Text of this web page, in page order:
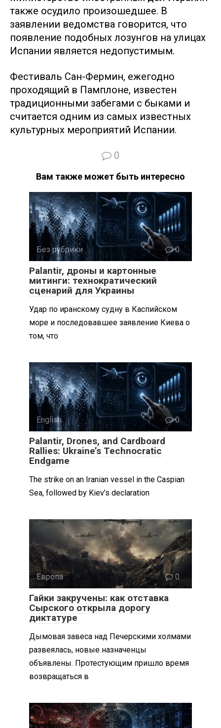
также осудило произошедшее. В
заявлении ведомства говорится, что
появление подобных лозунгов на улицах
Испании является недопустимым.
Фестиваль Сан-Фермин, ежегодно
проходящий в Памплоне, известен
традиционными забегами с быками и
считается одним из самых известных
культурных мероприятий Испании.
0
Вам также может быть интересно
Без рубрики 0
Palantir, дроны и картонные
митинги: технократический
сценарий для Украины
Удар по иранскому судну в Каспийском
море и последовавшее заявление Киева о
том, что
English 0
Palantir, Drones, and Cardboard
Rallies: Ukraine’s Technocratic
Endgame
The strike on an Iranian vessel in the Caspian
Sea, followed by Kiev’s declaration
Европа 0
Гайки закручены: как отставка
Сырского открыла дорогу
диктатуре
Дымовая завеса над Печерскими холмами
развеялась, новые назначенцы
объявлены. Протестующим пришло время
возвращаться в